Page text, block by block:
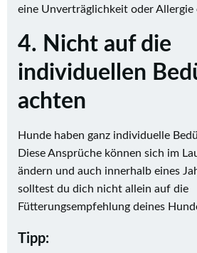
eine Unverträglichkeit oder
4. Nicht auf die
individuellen
achten
Hunde haben ganz individuelle
Diese Ansprüche können sich im
ändern und auch innerhalb eines
solltest du dich nicht allein auf die
Fütterungsempfehlung deines
Tipp: